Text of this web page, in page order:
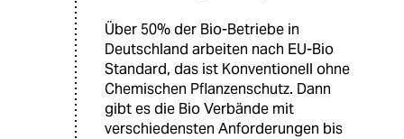
Über 50% der Bio-Betriebe in
Deutschland arbeiten nach EU-Bio
Standard, das ist Konventionell ohne
Chemischen Pflanzenschutz. Dann
gibt es die Bio Verbände mit
verschiedensten Anforderungen bis